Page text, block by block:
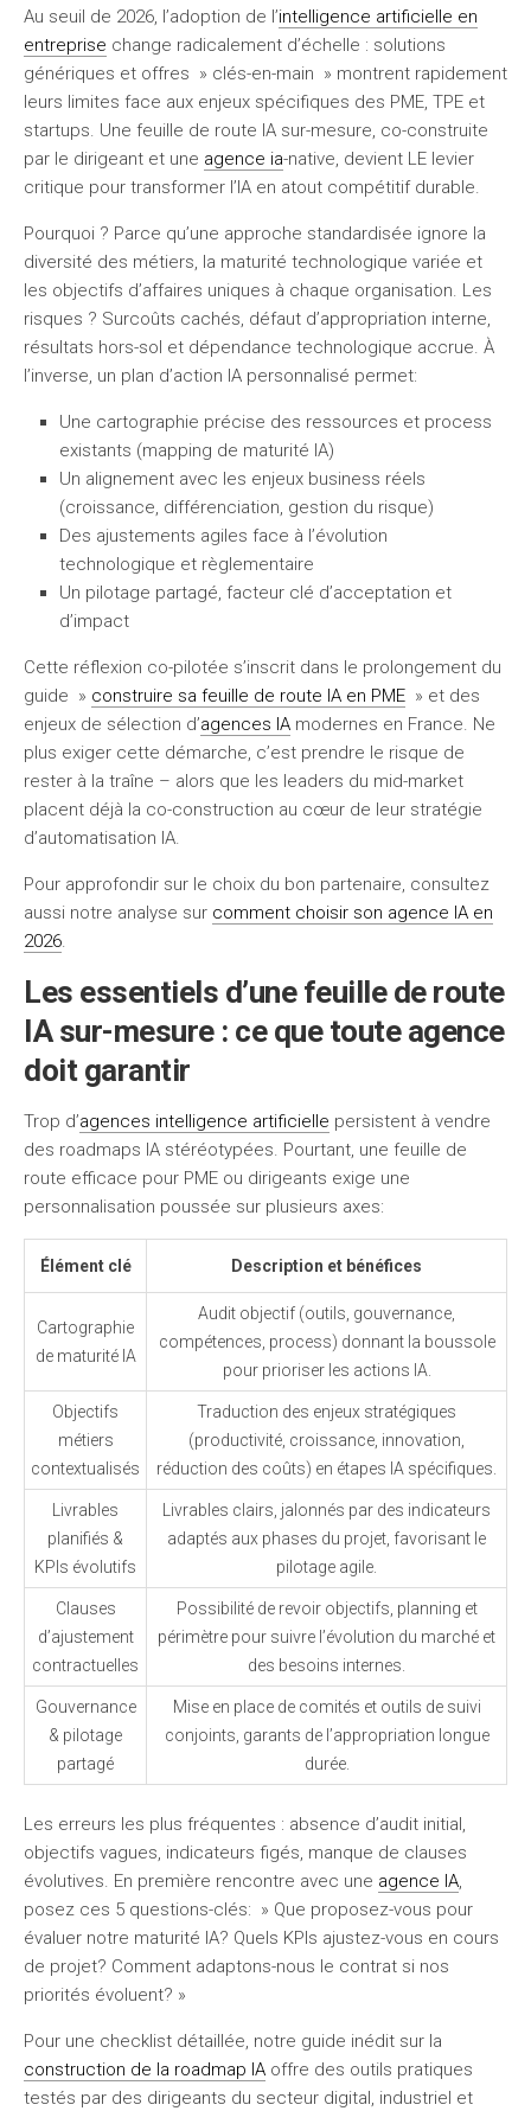
Au seuil de 2026, l’adoption de l’intelligence artificielle en
entreprise change radicalement d’échelle : solutions
génériques et offres » clés-en-main » montrent rapidement
leurs limites face aux enjeux spécifiques des PME, TPE et
startups. Une feuille de route IA sur-mesure, co-construite
par le dirigeant et une agence ia-native, devient LE levier
critique pour transformer l’IA en atout compétitif durable.
Pourquoi ? Parce qu’une approche standardisée ignore la
diversité des métiers, la maturité technologique variée et
les objectifs d’affaires uniques à chaque organisation. Les
risques ? Surcoûts cachés, défaut d’appropriation interne,
résultats hors-sol et dépendance technologique accrue. À
l’inverse, un plan d’action IA personnalisé permet:
Une cartographie précise des ressources et process
existants (mapping de maturité IA)
Un alignement avec les enjeux business réels
(croissance, différenciation, gestion du risque)
Des ajustements agiles face à l’évolution
technologique et règlementaire
Un pilotage partagé, facteur clé d’acceptation et
d’impact
Cette réflexion co-pilotée s’inscrit dans le prolongement du
guide » construire sa feuille de route IA en PME » et des
enjeux de sélection d’agences IA modernes en France. Ne
plus exiger cette démarche, c’est prendre le risque de
rester à la traîne – alors que les leaders du mid-market
placent déjà la co-construction au cœur de leur stratégie
d’automatisation IA.
Pour approfondir sur le choix du bon partenaire, consultez
aussi notre analyse sur comment choisir son agence IA en
2026.
Les essentiels d’une feuille de route
IA sur-mesure : ce que toute agence
doit garantir
Trop d’agences intelligence artificielle persistent à vendre
des roadmaps IA stéréotypées. Pourtant, une feuille de
route efficace pour PME ou dirigeants exige une
personnalisation poussée sur plusieurs axes:
Élément clé Description et bénéfices
Cartographie
de maturité IA
Audit objectif (outils, gouvernance,
compétences, process) donnant la boussole
pour prioriser les actions IA.
Objectifs
métiers
contextualisés
Traduction des enjeux stratégiques
(productivité, croissance, innovation,
réduction des coûts) en étapes IA spécifiques.
Livrables
planifiés &
KPIs évolutifs
Livrables clairs, jalonnés par des indicateurs
adaptés aux phases du projet, favorisant le
pilotage agile.
Clauses
d’ajustement
contractuelles
Possibilité de revoir objectifs, planning et
périmètre pour suivre l’évolution du marché et
des besoins internes.
Gouvernance
& pilotage
partagé
Mise en place de comités et outils de suivi
conjoints, garants de l’appropriation longue
durée.
Les erreurs les plus fréquentes : absence d’audit initial,
objectifs vagues, indicateurs figés, manque de clauses
évolutives. En première rencontre avec une agence IA,
posez ces 5 questions-clés: » Que proposez-vous pour
évaluer notre maturité IA? Quels KPIs ajustez-vous en cours
de projet? Comment adaptons-nous le contrat si nos
priorités évoluent? »
Pour une checklist détaillée, notre guide inédit sur la
construction de la roadmap IA offre des outils pratiques
testés par des dirigeants du secteur digital, industriel et